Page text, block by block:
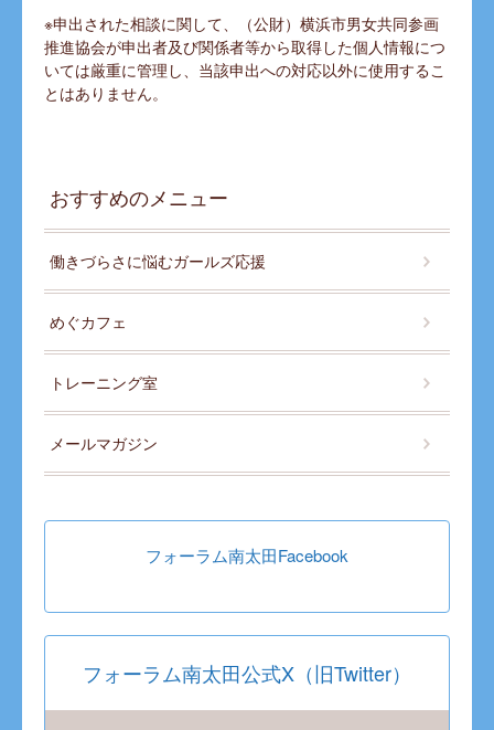
※申出された相談に関して、（公財）横浜市男女共同参画
推進協会が申出者及び関係者等から取得した個人情報につ
いては厳重に管理し、当該申出への対応以外に使用するこ
とはありません。
おすすめのメニュー
働きづらさに悩むガールズ応援
めぐカフェ
トレーニング室
メールマガジン
フォーラム南太田Facebook
フォーラム南太田公式X（旧Twitter）